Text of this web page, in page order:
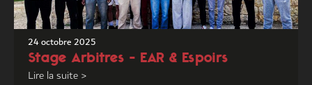
24 octobre 2025
Stage Arbitres – EAR & Espoirs
Lire la suite >